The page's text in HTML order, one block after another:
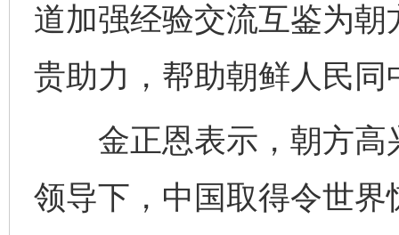
道加强经验交流互鉴为
贵助力，帮助朝鲜人民
金正恩表示，朝方高
领导下，中国取得令世